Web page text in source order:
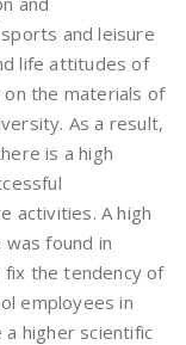
and leisure
life attitudes of
the materials of
As a result,
is a high
activities. A high
found in
the tendency of
employees in
higher scientific